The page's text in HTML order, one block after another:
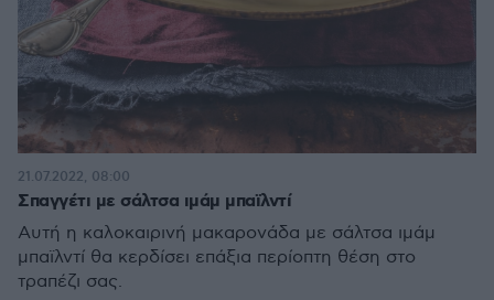
Σπαγγέτι με σάλτσα ιμάμ μπαϊλντί
Αυτή η καλοκαιρινή μακαρονάδα με σάλτσα ιμάμ
μπαϊλντί θα κερδίσει επάξια περίοπτη θέση στο
τραπέζι σας.
21.07.2022, 08:00